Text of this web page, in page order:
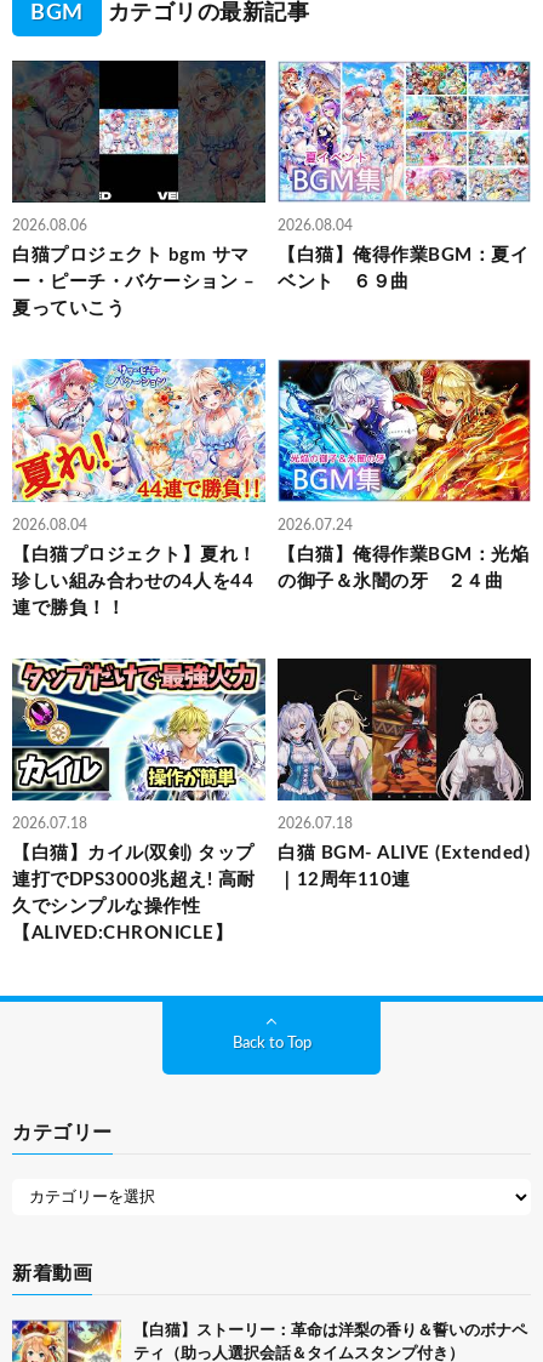
BGM カテゴリの最新記事
2026.08.06
白猫プロジェクト bgm サマ
ー・ピーチ・バケーション –
夏っていこう
2026.08.04
【白猫】俺得作業BGM：夏イ
ベント ６９曲
2026.08.04
【白猫プロジェクト】夏れ！
珍しい組み合わせの4人を44
連で勝負！！
2026.07.24
【白猫】俺得作業BGM：光焔
の御子＆氷闇の牙 ２４曲
2026.07.18
【白猫】カイル(双剣) タップ
連打でDPS3000兆超え! 高耐
久でシンプルな操作性
【ALIVED:CHRONICLE】
2026.07.18
白猫 BGM- ALIVE (Extended)
｜12周年110連
Back to Top
カテゴリー
新着動画
【白猫】ストーリー：革命は洋梨の香り＆誓いのボナペ
ティ（助っ人選択会話＆タイムスタンプ付き）